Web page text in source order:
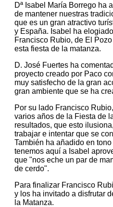
Dª Isabel María Borrego ha
de mantener nuestras
que es un gran atractivo
y España. Isabel ha
Francisco Rubio, de El
esta fiesta de la matanza.
D. José Fuertes ha
proyecto creado por Paco
muy satisfecho de la gran
gran ambiente que se ha
Por su lado Francisco
varios años de la Fiesta de
resultados, que esto
trabajar e intentar que se
También ha añadido en
tenemos aquí a Isabel
que "nos eche un par de
de cerdo".
Para finalizar Francisco
y los ha invitado a disfrutar
la Matanza.